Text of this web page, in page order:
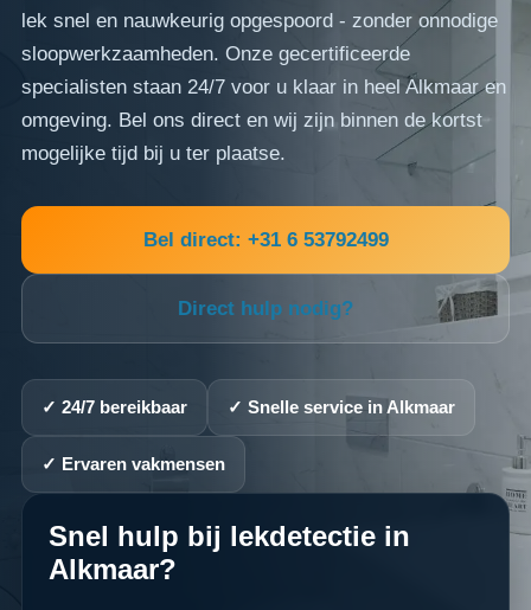
lek snel en nauwkeurig opgespoord - zonder onnodige
sloopwerkzaamheden. Onze gecertificeerde
specialisten staan 24/7 voor u klaar in heel Alkmaar en
omgeving. Bel ons direct en wij zijn binnen de kortst
mogelijke tijd bij u ter plaatse.
Bel direct: +31 6 53792499
Direct hulp nodig?
✓ 24/7 bereikbaar ✓ Snelle service in Alkmaar
✓ Ervaren vakmensen
Snel hulp bij lekdetectie in
Alkmaar?